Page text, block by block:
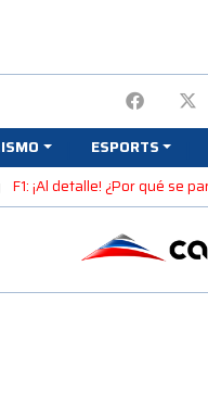
ESPORTS
F1: ¡Al detalle! ¿Por qué se